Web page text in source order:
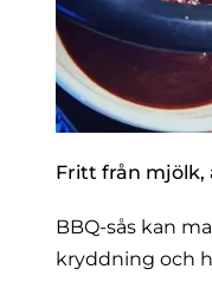
Fritt från mjölk,
BBQ-sås kan
kryddning och